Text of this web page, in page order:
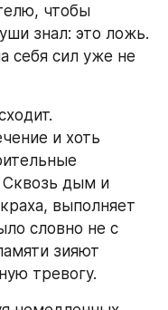
чтобы
знал: это ложь.
себя сил уже не
и хоть
Сквозь дым и
выполняет
словно не с
зияют
тревогу.